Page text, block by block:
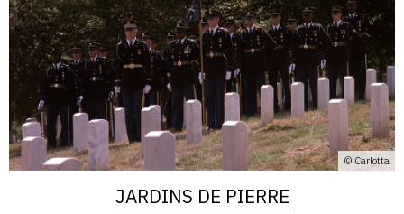
© Carlotta
JARDINS DE PIERRE